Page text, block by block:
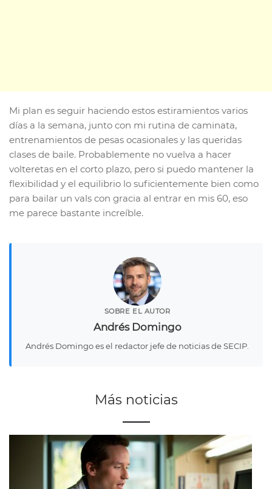
Mi plan es seguir haciendo estos estiramientos varios
días a la semana, junto con mi rutina de caminata,
entrenamientos de pesas ocasionales y las queridas
clases de baile. Probablemente no vuelva a hacer
volteretas en el corto plazo, pero si puedo mantener la
flexibilidad y el equilibrio lo suficientemente bien como
para bailar un vals con gracia al entrar en mis 60, eso
me parece bastante increíble.
SOBRE EL AUTOR
Andrés Domingo
Andrés Domingo es el redactor jefe de noticias de SECIP.
Más noticias